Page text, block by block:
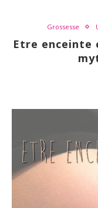
Grossesse
Etre enceinte